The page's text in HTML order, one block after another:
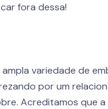
fora dessa!
variedade de
por um
Acreditamos que